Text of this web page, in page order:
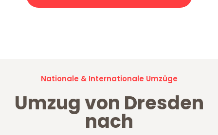
Nationale & Internationale Umzüge
Umzug von Dresden
nach